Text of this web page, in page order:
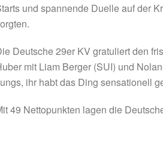
und spannende Duelle auf der
Deutsche 29er KV gratuliert den
mit Liam Berger (SUI) und
ihr habt das Ding sensationell
49 Nettopunkten lagen die